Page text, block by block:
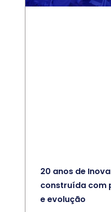
20 anos de
construída com
e evolução